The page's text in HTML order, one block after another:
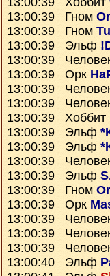
13:00:39 Гном
13:00:39 Гном
13:00:39 Эльф
13:00:39
13:00:39 Орк
13:00:39
13:00:39
13:00:39 Хоббит
13:00:39 Эльф
13:00:39 Эльф
13:00:39
13:00:39 Эльф
13:00:39 Гном
13:00:39 Орк
13:00:39
13:00:39
13:00:39
13:00:40 Эльф